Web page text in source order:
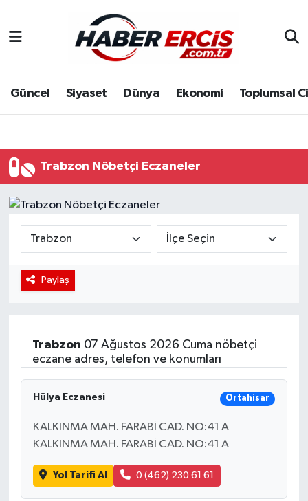
Güncel Siyaset Dünya Ekonomi Toplumsal
Trabzon Nöbetçi Eczaneler
Paylaş
Trabzon 07 Ağustos 2026 Cuma nöbetçi
eczane adres, telefon ve konumları
Hülya Eczanesi Ortahisar
KALKINMA MAH. FARABİ CAD. NO:41 A
KALKINMA MAH. FARABİ CAD. NO:41 A
Yol Tarifi Al 0 (462) 230 61 61